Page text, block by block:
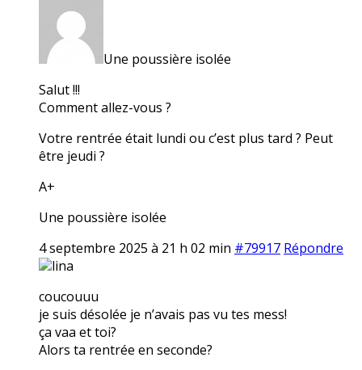
Une poussière isolée
Salut !!!
Comment allez-vous ?
Votre rentrée était lundi ou c’est plus tard ? Peut
être jeudi ?
A+
Une poussière isolée
4 septembre 2025 à 21 h 02 min #79917 Répondre
lina
coucouuu
je suis désolée je n’avais pas vu tes mess!
ça vaa et toi?
Alors ta rentrée en seconde?